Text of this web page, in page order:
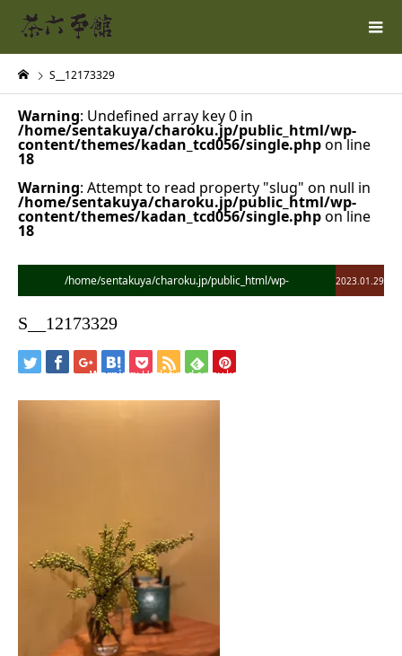
S__12173329
Warning: Undefined array key 0 in
/home/sentakuya/charoku.jp/public_html/wp-
content/themes/kadan_tcd056/single.phpon line
18
Warning: Attempt to read property "slug" on null in
/home/sentakuya/charoku.jp/public_html/wp-
content/themes/kadan_tcd056/single.phpon line
18
/home/sentakuya/charoku.jp/public_html/wp-
Warning: Undefined array key 0 in
/home/sentakuya/charoku.jp/public_html/wp-
content/themes/kadan_tcd056/single.php
2023.01.29
S__12173329